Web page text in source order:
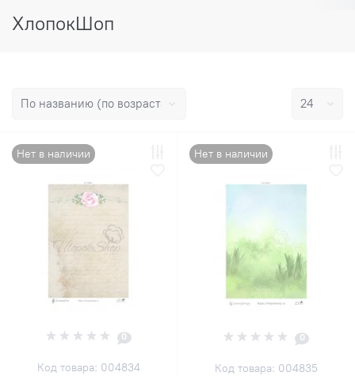
ХлопокШоп
Нет в наличии
0
Код товара: 004834
Нет в наличии
0
Код товара: 004835